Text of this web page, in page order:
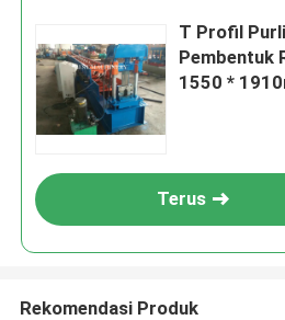
T Profil
Pembentuk
1550 *
Terus
Rekomendasi Produk